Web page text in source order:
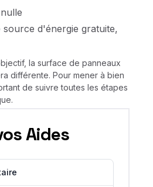
d'énergie gratuite,
la surface de panneaux
différente. Pour mener à bien
de suivre toutes les étapes
Aides